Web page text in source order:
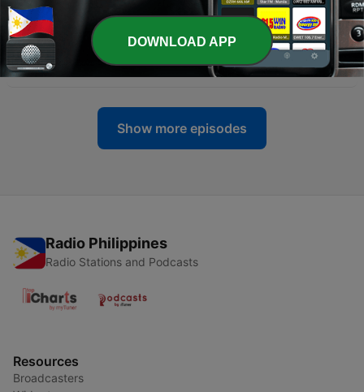
05 Jul 2015
56 - Ciencia al cubo - Telescopio SKA será la mayor
instalación científica del planeta - 28/06/15
28 Jun 2015
Show more episodes
Radio Philippines
Radio Stations and Podcasts
Resources
Broadcasters
DOWNLOAD APP